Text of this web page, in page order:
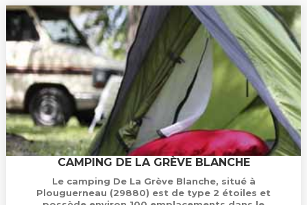
CAMPING DE LA GRÈVE BLANCHE
Le camping De La Grève Blanche, situé à
Plouguerneau (29880) est de type 2 étoiles et